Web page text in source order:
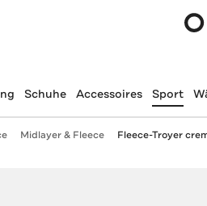
Schuhe Accessoires Sport
Midlayer & Fleece Fleece-Troyer